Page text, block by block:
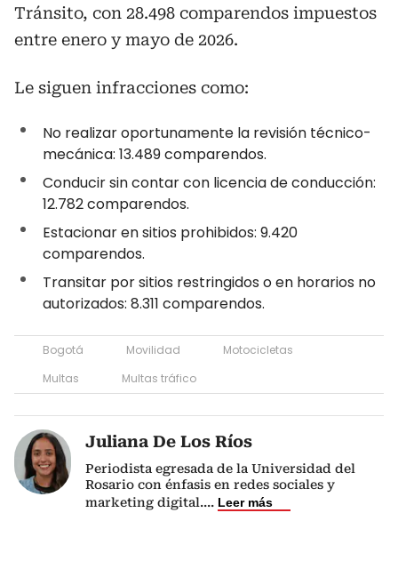
Tránsito, con 28.498 comparendos impuestos
entre enero y mayo de 2026.
Le siguen infracciones como:
No realizar oportunamente la revisión técnico-
mecánica: 13.489 comparendos.
Conducir sin contar con licencia de conducción:
12.782 comparendos.
Estacionar en sitios prohibidos: 9.420
comparendos.
Transitar por sitios restringidos o en horarios no
autorizados: 8.311 comparendos.
Bogotá Movilidad
Motocicletas
Multas
Multas tráfico
Juliana De Los Ríos
Periodista egresada de la Universidad del
Rosario con énfasis en redes sociales y
marketing digital.... Leer más